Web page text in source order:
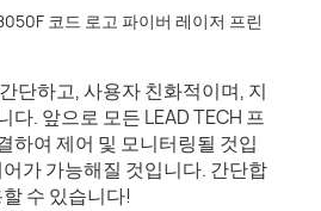
단하고, 사용자 친화적이며, 지
다. 앞으로 모든 LEAD TECH 프
하여 제어 및 모니터링될 것입
가 가능해질 것입니다. 간단합
수 있습니다!